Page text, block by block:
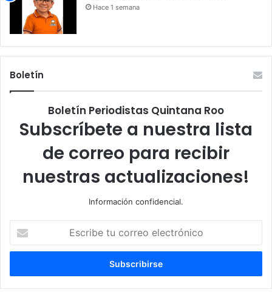
Hace 1 semana
Boletín
Boletín Periodistas Quintana Roo
Subscríbete a nuestra lista
de correo para recibir
nuestras actualizaciones!
Información confidencial.
correo